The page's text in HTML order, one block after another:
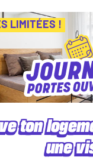
! PLACES
Le podcast
des étudiants
tout ce qui fait la
LIMITÉES !
ton
une